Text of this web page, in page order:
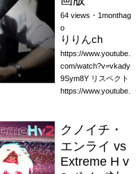
64 views・1monthag
o
りりんch
https://www.youtube.
com/watch?v=vkady
9Sym8Y リスペクト
https://www.youtube.
クノイチ・
エンライ vs
Extreme H v